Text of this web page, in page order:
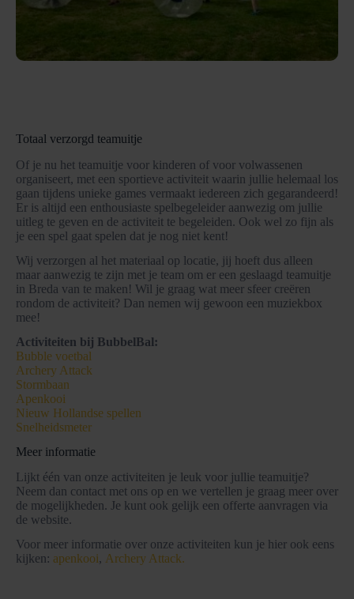
Totaal verzorgd teamuitje
Of je nu het teamuitje voor kinderen of voor volwassenen
organiseert, met een sportieve activiteit waarin jullie helemaal los
gaan tijdens unieke games vermaakt iedereen zich gegarandeerd!
Er is altijd een enthousiaste spelbegeleider aanwezig om jullie
uitleg te geven en de activiteit te begeleiden. Ook wel zo fijn als
je een spel gaat spelen dat je nog niet kent!
Wij verzorgen al het materiaal op locatie, jij hoeft dus alleen
maar aanwezig te zijn met je team om er een geslaagd teamuitje
in Breda van te maken! Wil je graag wat meer sfeer creëren
rondom de activiteit? Dan nemen wij gewoon een muziekbox
mee!
Activiteiten bij BubbelBal:
Bubble voetbal
Archery Attack
Stormbaan
Apenkooi
Nieuw Hollandse spellen
Snelheidsmeter
Meer informatie
Lijkt één van onze activiteiten je leuk voor jullie teamuitje?
Neem dan contact met ons op en we vertellen je graag meer over
de mogelijkheden. Je kunt ook gelijk een offerte aanvragen via
de website.
Voor meer informatie over onze activiteiten kun je hier ook eens
kijken: apenkooi, Archery Attack.